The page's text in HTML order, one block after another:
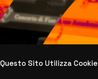
Questo Sito Utilizza Cookie